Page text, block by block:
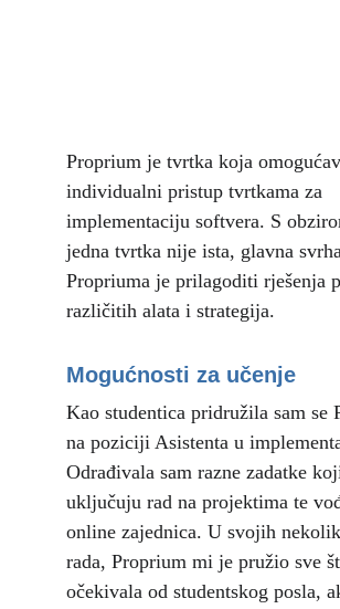
Proprium je tvrtka koja
individualni pristup tvrtkama za
implementaciju softvera. S
jedna tvrtka nije ista, glavna
Propriuma je prilagoditi rješenja
različitih alata i strategija.
Mogućnosti za učenje
Kao studentica pridružila sam se
na poziciji Asistenta u
Odrađivala sam razne zadatke
uključuju rad na projektima te
online zajednica. U svojih
rada, Proprium mi je pružio sve
očekivala od studentskog posla,